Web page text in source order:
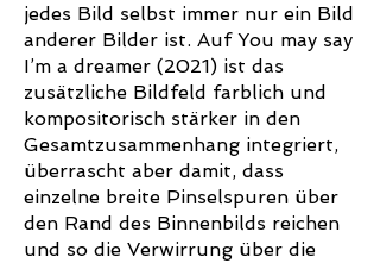
jedes Bild selbst immer nur ein Bild
anderer Bilder ist. Auf You may say
I’m a dreamer (2021) ist das
zusätzliche Bildfeld farblich und
kompositorisch stärker in den
Gesamtzusammenhang integriert,
überrascht aber damit, dass
einzelne breite Pinselspuren über
den Rand des Binnenbilds reichen
und so die Verwirrung über die